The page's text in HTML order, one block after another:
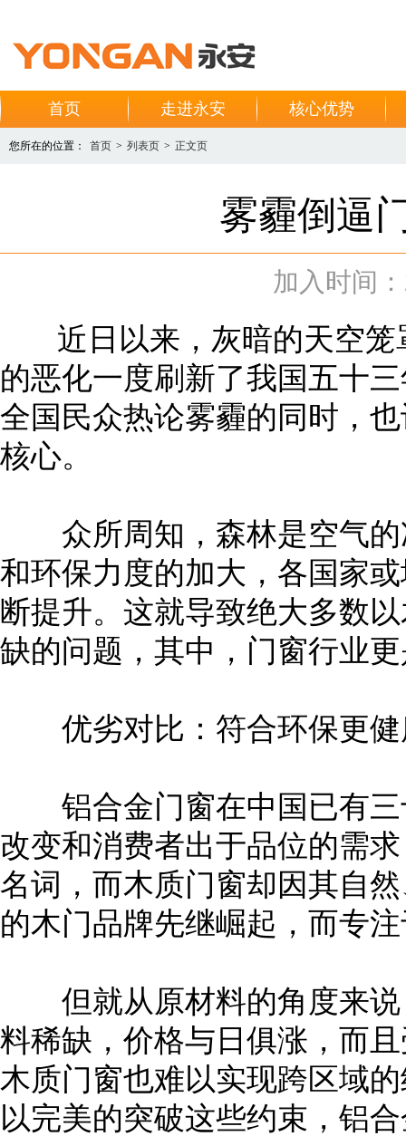
首页 走进永安 核心优势
您所在的位置： 首页 > 列表页 > 正文页
雾霾倒逼
加入时间
近日以来，灰暗的天空笼
的恶化一度刷新了我国五十
全国民众热论雾霾的同时，
核心。
众所周知，森林是空气的
和环保力度的加大，各国家
断提升。这就导致绝大多数
缺的问题，其中，门窗行业
优劣对比：符合环保更健
铝合金门窗在中国已有三
改变和消费者出于品位的需
名词，而木质门窗却因其自
的木门品牌先继崛起，而专
但就从原材料的角度来说
料稀缺，价格与日俱涨，而
木质门窗也难以实现跨区域
以完美的突破这些约束，铝